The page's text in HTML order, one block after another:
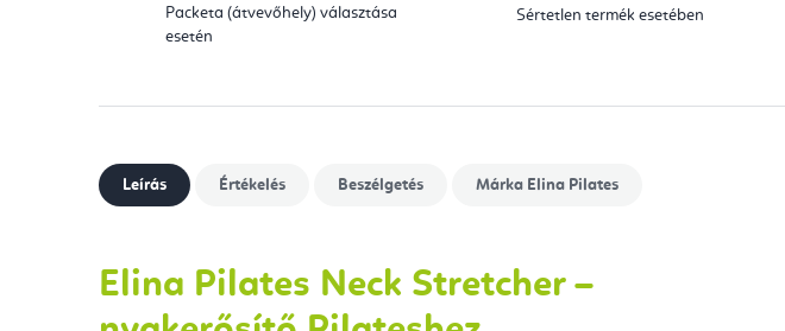
Packeta (átvevőhely) választása
esetén
Sértetlen termék esetében
Leírás Értékelés Beszélgetés Márka Elina Pilates
Elina Pilates Neck Stretcher –